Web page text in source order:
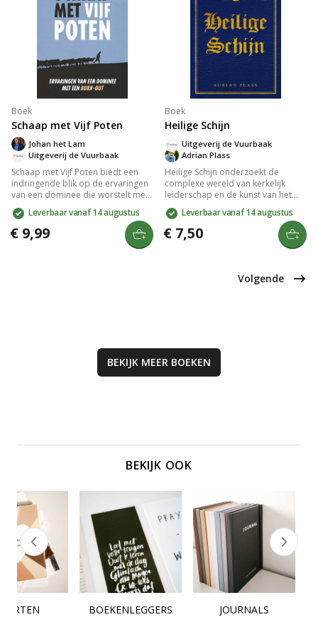
Boek
Schaap met Vijf Poten
Uitgeverij de Vuurbaak
Johan het Lam
Schaap met Vijf Poten biedt een
indringende blik op de ervaringen
van een dominee die worstelt met
burn-out. Dit aangrijpende verhaal
verkent de impact van werkdruk en
interne strijd, en biedt inzichten in
herstel en zelfontdekking. Een
must-read voor iedereen die de
Leverbaar vanaf 14 augustus
€ 9,99
Boek
Heilige Schijn
Adrian Plass
Uitgeverij de Vuurbaak
Heilige Schijn onderzoekt de
complexe wereld van kerkelijk
leiderschap en de kunst van het
managen binnen religieuze
gemeenschappen. Het boek
onthult de spanningen tussen
idealen en realiteit, en hoe het
beeld dat kerkgenoten van hun
de waarheid. Een onmisbare gids
voor wie inzicht wil krijgen in
Leverbaar vanaf 14 augustus
€ 7,50
Volgende
BEKIJK MEER BOEKEN
BEKIJK OOK
BOEKENLEGGERS JOURNALS